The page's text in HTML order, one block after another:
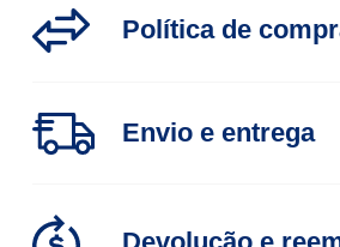
Política de
Envio e entrega